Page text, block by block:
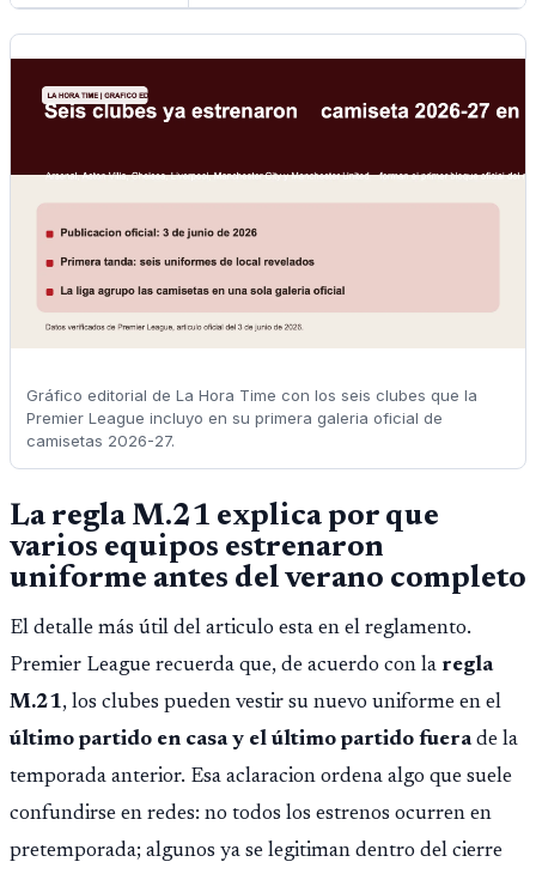
Gráfico editorial de La Hora Time con los seis clubes que la
Premier League incluyo en su primera galeria oficial de
camisetas 2026-27.
La regla M.21 explica por que
varios equipos estrenaron
uniforme antes del verano completo
El detalle más útil del articulo esta en el reglamento.
Premier League recuerda que, de acuerdo con la regla
M.21, los clubes pueden vestir su nuevo uniforme en el
último partido en casa y el último partido fuerade la
temporada anterior. Esa aclaracion ordena algo que suele
confundirse en redes: no todos los estrenos ocurren en
pretemporada; algunos ya se legitiman dentro del cierre